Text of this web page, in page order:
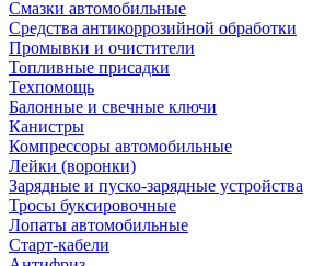
Смазки автомобильные
Средства антикоррозийной обработки
Промывки и очистители
Топливные присадки
Техпомощь
Балонные и свечные ключи
Канистры
Компрессоры автомобильные
Лейки (воронки)
Зарядные и пуско-зарядные устройства
Тросы буксировочные
Лопаты автомобильные
Старт-кабели